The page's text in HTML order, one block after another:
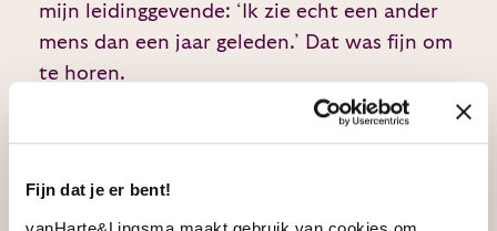
Fijn dat je er bent!
mijn leidinggevende: ‘Ik zie echt een ander
mens dan een jaar geleden.’ Dat was fijn om
te horen.
Mocht je twijfelen over deze training, dan
juist te volgen, want daar zit waarschijnlijk
je leerpunt. Het is geen training die je even